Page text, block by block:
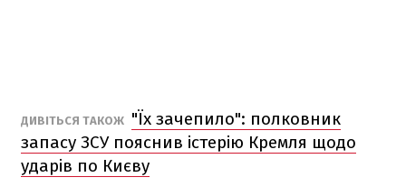
ДИВІТЬСЯ ТАКОЖ "Їх зачепило": полковник
запасу ЗСУ пояснив істерію Кремля щодо
ударів по Києву